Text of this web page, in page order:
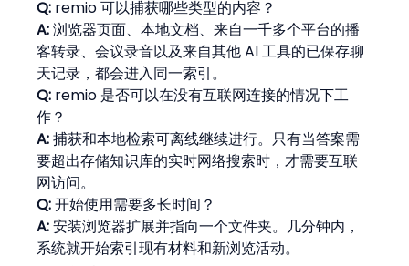
Q: remio 可以捕获哪些类型的内容？
A: 浏览器页面、本地文档、来自一千多个平台的播
客转录、会议录音以及来自其他 AI 工具的已保存聊
天记录，都会进入同一索引。
Q: remio 是否可以在没有互联网连接的情况下工
作？
A: 捕获和本地检索可离线继续进行。只有当答案需
要超出存储知识库的实时网络搜索时，才需要互联
网访问。
Q: 开始使用需要多长时间？
A: 安装浏览器扩展并指向一个文件夹。几分钟内，
系统就开始索引现有材料和新浏览活动。